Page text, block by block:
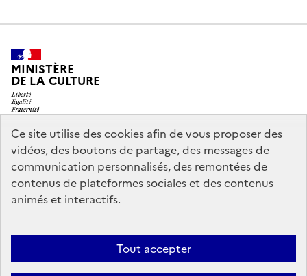
Ce site utilise des cookies afin de vous proposer des
vidéos, des boutons de partage, des messages de
communication personnalisés, des remontées de
contenus de plateformes sociales et des contenus
animés et interactifs.
Tout accepter
MINISTÈRE
DE LA CULTURE
legifrance.gouv.fr
info.gouv.fr
service-public.gouv.fr
data.gouv.fr
Mentions légales
conforme
Politique d’utilisation des témoins de connexion